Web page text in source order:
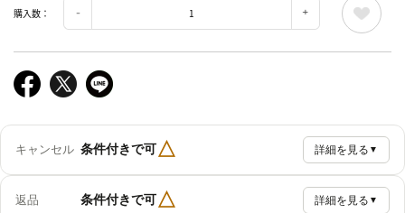
購入数：
キャンセル 条件付きで可△ 詳細を見る ▼
返品 条件付きで可△ 詳細を見る ▼